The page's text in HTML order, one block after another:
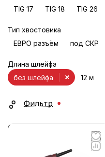
TIG 17
TIG 18 TIG 26
Тип хвостовика
ЕВРО разъём
под СКР
Длина шлейфа
без шлейфа
12 м
Фильтр